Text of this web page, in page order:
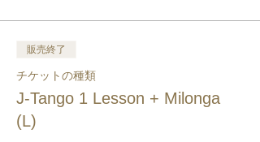
販売終了
チケットの種類
J-Tango 1 Lesson + Milonga
(L)